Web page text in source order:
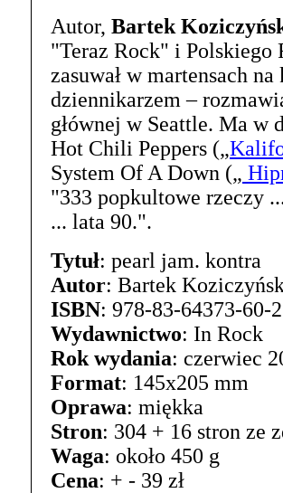
Autor, Bartek
"Teraz Rock" i Polskiego
zasuwał w martensach
dziennikarzem –
głównej w Seattle. Ma w
Hot Chili Peppers („
System Of A Down („
"333 popkultowe rzeczy
... lata 90.".
Tytuł: pearl jam. kontra
Autor: Bartek
ISBN: 978-83-64373-60-2
Wydawnictwo: In Rock
Rok wydania: czerwiec
Format: 145x205 mm
Oprawa: miękka
Stron: 304 + 16 stron ze
Waga: około 450 g
Cena: + - 39 zł